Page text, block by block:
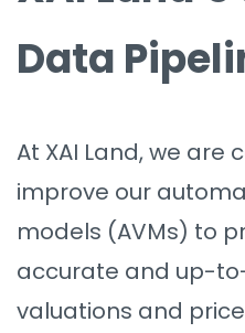
Data
At XAI Land, we
improve our
models (AVMs) to
accurate and up-
valuations and